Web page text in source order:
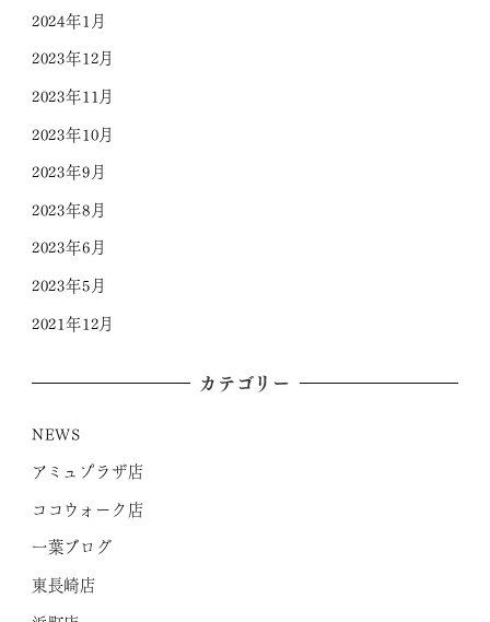
2024年1月
2023年12月
2023年11月
2023年10月
2023年9月
2023年8月
2023年6月
2023年5月
2021年12月
カテゴリー
NEWS
アミュプラザ店
ココウォーク店
一葉ブログ
東長崎店